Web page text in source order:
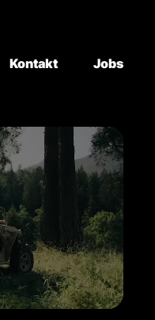
Kontakt Jobs